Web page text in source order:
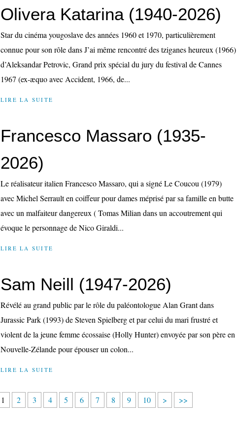
Olivera Katarina (1940-2026)
Star du cinéma yougoslave des années 1960 et 1970, particulièrement
connue pour son rôle dans J’ai même rencontré des tziganes heureux (1966)
d’Aleksandar Petrovic, Grand prix spécial du jury du festival de Cannes
1967 (ex-æquo avec Accident, 1966, de...
LIRE LA SUITE
Francesco Massaro (1935-
2026)
Le réalisateur italien Francesco Massaro, qui a signé Le Coucou (1979)
avec Michel Serrault en coiffeur pour dames méprisé par sa famille en butte
avec un malfaiteur dangereux ( Tomas Milian dans un accoutrement qui
évoque le personnage de Nico Giraldi...
LIRE LA SUITE
Sam Neill (1947-2026)
Révélé au grand public par le rôle du paléontologue Alan Grant dans
Jurassic Park (1993) de Steven Spielberg et par celui du mari frustré et
violent de la jeune femme écossaise (Holly Hunter) envoyée par son père en
Nouvelle-Zélande pour épouser un colon...
LIRE LA SUITE
1 2 3 4 5 6 7 8 9 10
2
3
4
5
6
7
8
9
1
> >>